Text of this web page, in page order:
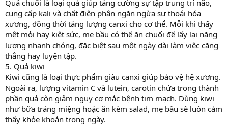
Quả chuối là loại quả giúp tăng cường sự tập trung trí não,
cung cấp kali và chất điện phân ngăn ngừa sự thoái hóa
xương, đồng thời tăng lượng canxi cho cơ thể. Mỗi khi thấy
mệt mỏi hay kiệt sức, mẹ bầu có thể ăn chuối để lấy lại năng
lượng nhanh chóng, đặc biệt sau một ngày dài làm việc căng
thẳng hay luyện tập.
5. Quả kiwi
Kiwi cũng là loại thực phẩm giàu canxi giúp bảo vệ hệ xương.
Ngoài ra, lượng vitamin C và lutein, carotin chứa trong thành
phần quả còn giảm nguy cơ mắc bệnh tim mạch. Dùng kiwi
như bữa tráng miệng hoặc ăn kèm salad, mẹ bầu sẽ luôn cảm
thấy khỏe khoắn trong ngày.